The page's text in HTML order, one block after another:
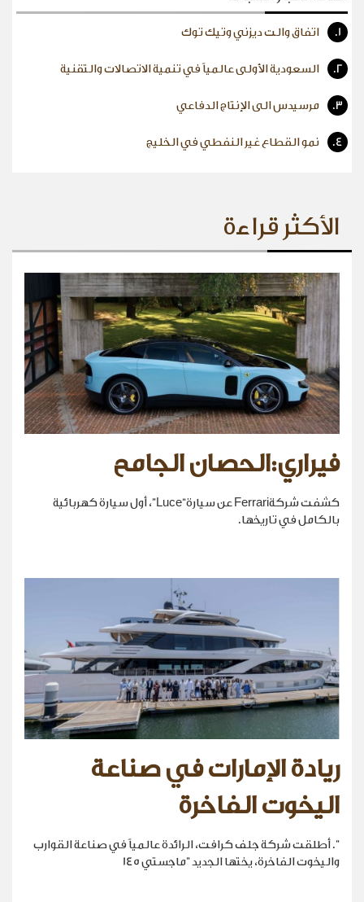
1. اتفاق والت ديزني وتيك توك
2. السعودية الأولى عالمياً في تنمية الاتصالات والتقنية
3. مرسيدس الى الإنتاج الدفاعي
4. نمو القطاع غير النفطي في الخليج
الأكثر قراءة
فيراري:الحصان الجامح
كشفت شركةFerrari عن سيارة“Luce”، أول سيارة كهربائية
بالكامل في تاريخها.
ريادة الإمارات في صناعة
اليخوت الفاخرة
". أطلقت شركة جلف كرافت، الرائدة عالمياً في صناعة القوارب
واليخوت الفاخرة، يختها الجديد "ماجستي 145